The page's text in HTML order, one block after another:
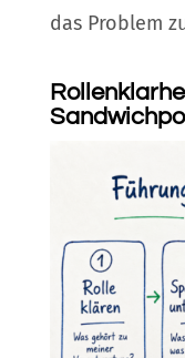
das Problem